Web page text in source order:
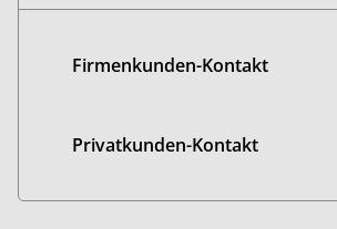
Firmenkunden-Kontakt
Privatkunden-Kontakt